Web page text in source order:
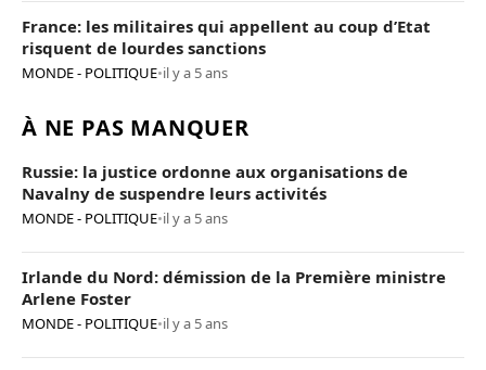
France: les militaires qui appellent au coup d’Etat
risquent de lourdes sanctions
MONDE - POLITIQUE•il y a 5 ans
À NE PAS MANQUER
Russie: la justice ordonne aux organisations de
Navalny de suspendre leurs activités
MONDE - POLITIQUE•il y a 5 ans
Irlande du Nord: démission de la Première ministre
Arlene Foster
MONDE - POLITIQUE•il y a 5 ans